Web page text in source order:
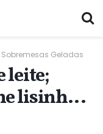
Sobremesas Geladas
leite;
lisinho e